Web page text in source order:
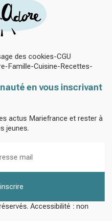
des cookies CGU
Famille Cuisine Recettes
en vous inscrivant
actus Mariefrance et rester à
jeunes.
Accessibilité : non